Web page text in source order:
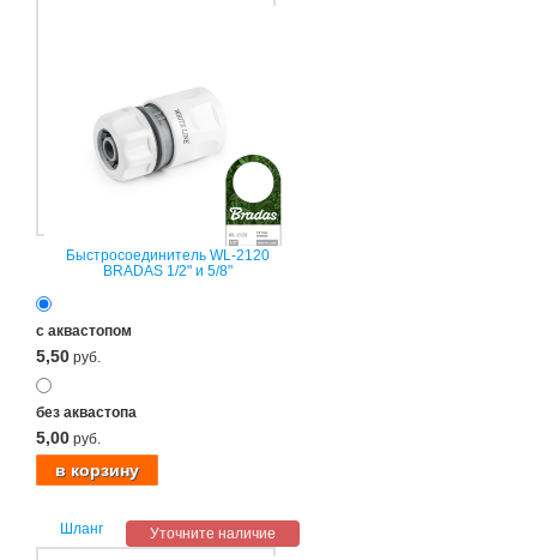
Быстросоединитель WL-2120
BRADAS 1/2" и 5/8"
с аквастопом
5,50 руб.
без аквастопа
5,00 руб.
Уточните наличие
Шланг